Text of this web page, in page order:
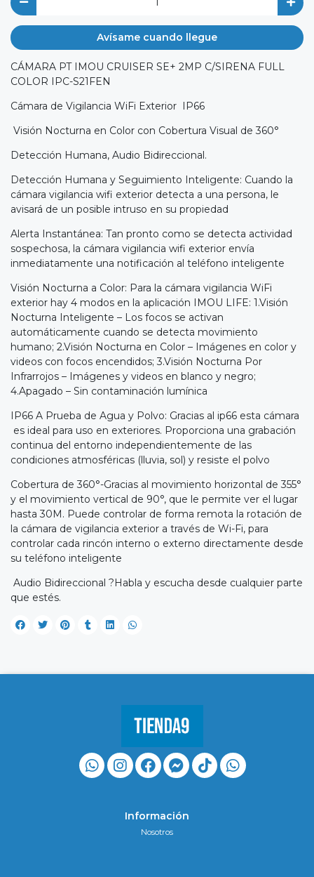
Avísame cuando llegue
CÁMARA PT IMOU CRUISER SE+ 2MP C/SIRENA FULL
COLOR IPC-S21FEN
Cámara de Vigilancia WiFi Exterior IP66
Visión Nocturna en Color con Cobertura Visual de 360°
Detección Humana, Audio Bidireccional.
Detección Humana y Seguimiento Inteligente: Cuando la
cámara vigilancia wifi exterior detecta a una persona, le
avisará de un posible intruso en su propiedad
Alerta Instantánea: Tan pronto como se detecta actividad
sospechosa, la cámara vigilancia wifi exterior envía
inmediatamente una notificación al teléfono inteligente
Visión Nocturna a Color: Para la cámara vigilancia WiFi
exterior hay 4 modos en la aplicación IMOU LIFE: 1.Visión
Nocturna Inteligente – Los focos se activan
automáticamente cuando se detecta movimiento
humano; 2.Visión Nocturna en Color – Imágenes en color y
videos con focos encendidos; 3.Visión Nocturna Por
Infrarrojos – Imágenes y videos en blanco y negro;
4.Apagado – Sin contaminación lumínica
IP66 A Prueba de Agua y Polvo: Gracias al ip66 esta cámara
es ideal para uso en exteriores. Proporciona una grabación
continua del entorno independientemente de las
condiciones atmosféricas (lluvia, sol) y resiste el polvo
Cobertura de 360°-Gracias al movimiento horizontal de 355°
y el movimiento vertical de 90°, que le permite ver el lugar
hasta 30M. Puede controlar de forma remota la rotación de
la cámara de vigilancia exterior a través de Wi-Fi, para
controlar cada rincón interno o externo directamente desde
su teléfono inteligente
Audio Bidireccional ?Habla y escucha desde cualquier parte
que estés.
Información
Nosotros